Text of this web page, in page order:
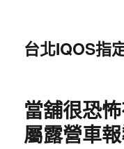
台北IQOS指
當舖很恐
屬露營車